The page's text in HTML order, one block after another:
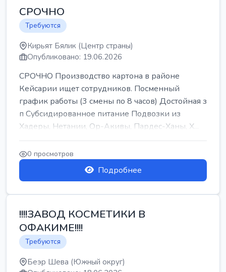
СРОЧНО
Требуются
Кирьят Бялик (Центр страны)
Опубликовано: 19.06.2026
СРОЧНО Производство картона в районе
Кейсарии ищет сотрудников. Посменный
график работы (3 смены по 8 часов) Достойная з
п Субсидированное питание Подвозки из
Хадеры, Нетании, Ор-Акивы, Пардес-Ханы, Х...
0 просмотров
Подробнее
!!!!ЗАВОД КОСМЕТИКИ В
ОФАКИМЕ!!!!
Требуются
Беэр Шева (Южный округ)